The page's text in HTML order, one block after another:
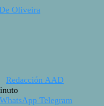
Oliveira
Redacción AAD
WhatsApp Telegram